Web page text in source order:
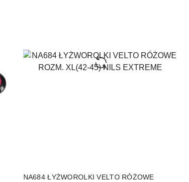
NA684 ŁYŻWOROLKI VELTO RÓŻOWE